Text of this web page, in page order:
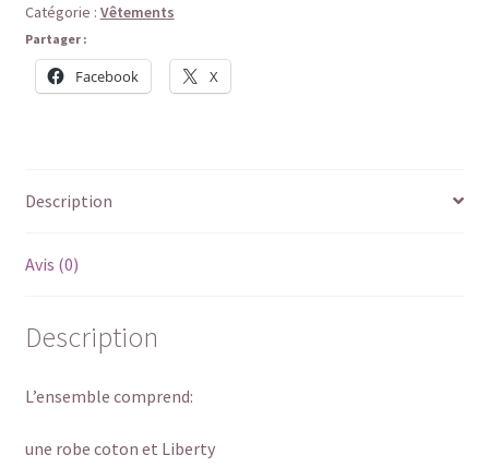
Catégorie : Vêtements
Partager :
Facebook X
Description
Avis (0)
Description
L’ensemble comprend:
une robe coton et Liberty